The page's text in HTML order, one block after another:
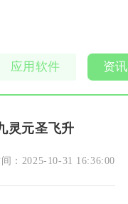
应用软件 资
灵元圣飞升
： 2025-10-31 16:36:00